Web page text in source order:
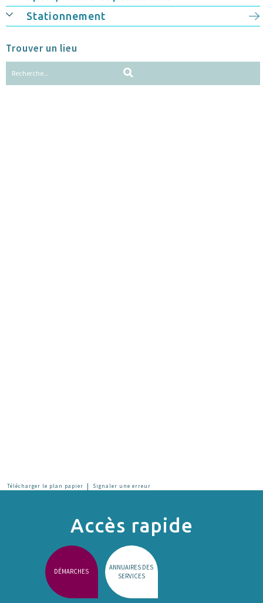
Stationnement
Trouver un lieu
Télécharger le plan papier | Signaler une erreur
Accès rapide
DÉMARCHES
ANNUAIRES DES
SERVICES